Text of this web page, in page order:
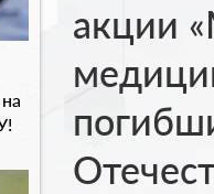
акции